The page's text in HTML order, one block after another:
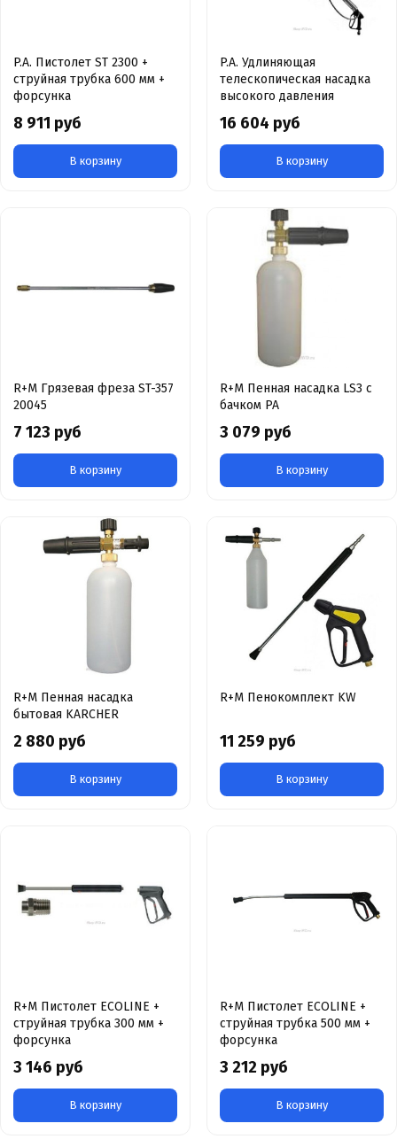
P.A. Пистолет ST 2300 +
струйная трубка 600 мм +
форсунка
8 911 руб
В корзину
P.A. Удлиняющая
телескопическая насадка
высокого давления
16 604 руб
В корзину
R+M Грязевая фреза ST-357
20045
7 123 руб
В корзину
R+M Пенная насадка LS3 с
бачком PA
3 079 руб
В корзину
R+M Пенная насадка
бытовая KARCHER
2 880 руб
В корзину
R+M Пенокомплект KW
11 259 руб
В корзину
R+M Пистолет ECOLINE +
струйная трубка 300 мм +
форсунка
3 146 руб
В корзину
R+M Пистолет ECOLINE +
струйная трубка 500 мм +
форсунка
3 212 руб
В корзину